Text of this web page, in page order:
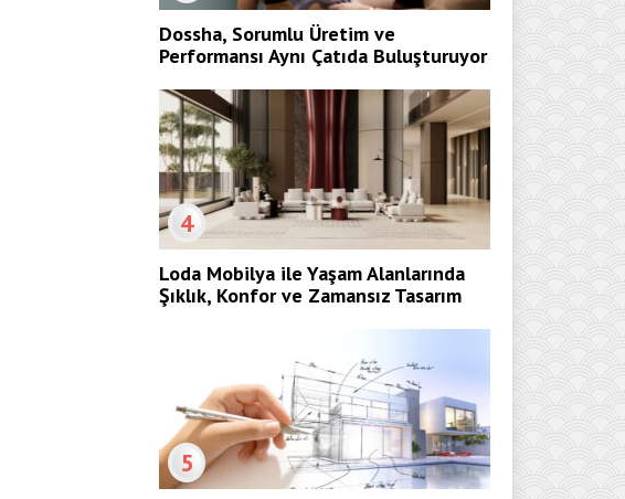
Dossha, Sorumlu Üretim ve
Performansı Aynı Çatıda Buluşturuyor
4
Loda Mobilya ile Yaşam Alanlarında
Şıklık, Konfor ve Zamansız Tasarım
5